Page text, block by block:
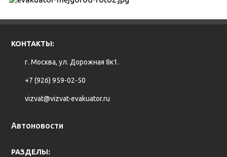
КОНТАКТЫ:
г. Москва, ул. Дорожная 8к1.
+7 (926) 959-02-50
vizvat@vizvat-evakuator.ru
Автоновости
РАЗДЕЛЫ: